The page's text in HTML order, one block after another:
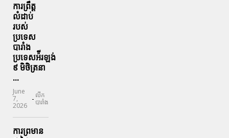
ការព្រឹត្ត
លំដាប់
របស់
ប្រទេស
បារាំង
ប្រទេសអ៉ីរឡង់
៩ មិថិត្រនា
...
June
7,
2026
- លីក
បារាំង
ការព្រមាន